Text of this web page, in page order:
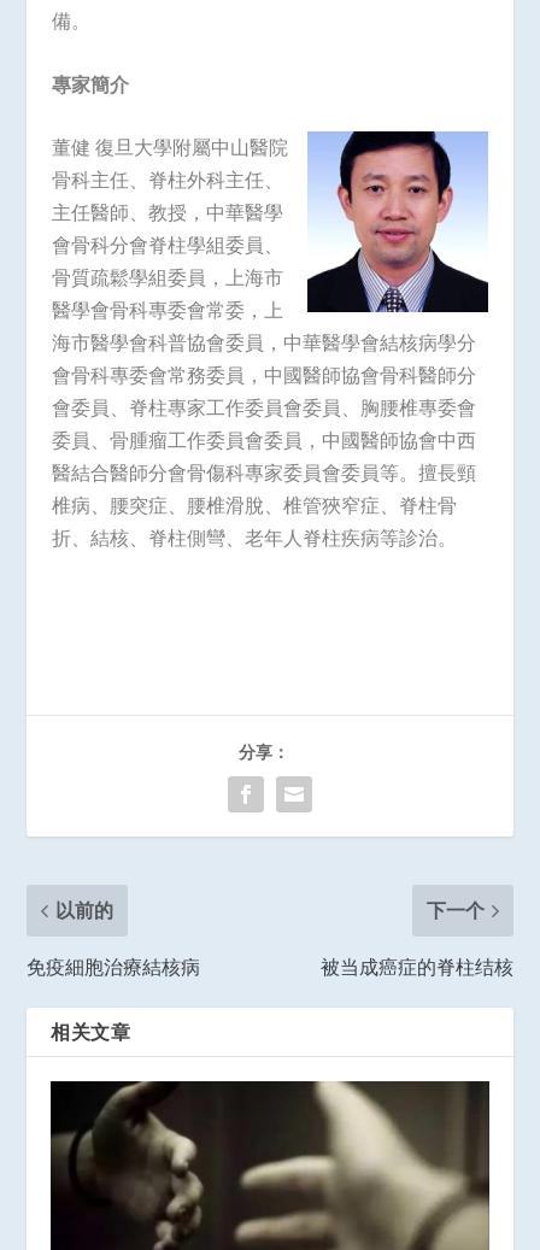
備。
專家簡介
董健 復旦大學附屬中山醫院
骨科主任、脊柱外科主任、
主任醫師、教授，中華醫學
會骨科分會脊柱學組委員、
骨質疏鬆學組委員，上海市
醫學會骨科專委會常委，上
海市醫學會科普協會委員，中華醫學會結核病學分
會骨科專委會常務委員，中國醫師協會骨科醫師分
會委員、脊柱專家工作委員會委員、胸腰椎專委會
委員、骨腫瘤工作委員會委員，中國醫師協會中西
醫結合醫師分會骨傷科專家委員會委員等。擅長頸
椎病、腰突症、腰椎滑脫、椎管狹窄症、脊柱骨
折、結核、脊柱側彎、老年人脊柱疾病等診治。
分享：
以前的
免疫細胞治療結核病
下一个
被当成癌症的脊柱结核
相关文章